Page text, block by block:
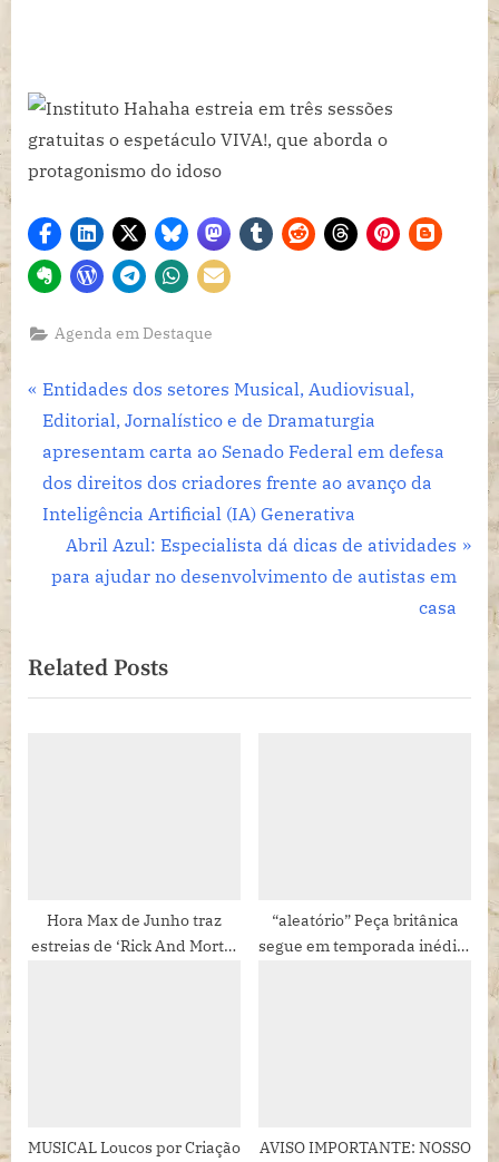
Agenda em Destaque
Navegação
de
Post
P
r
e
v
i
u
o
s
Entidades dos setores Musical, Audiovisual,
Editorial, Jornalístico e de Dramaturgia
apresentam carta ao Senado Federal em defesa
dos direitos dos criadores frente ao avanço da
Inteligência Artificial (IA) Generativa
N
e
P
o
Abril Azul: Especialista dá dicas de atividades
para ajudar no desenvolvimento de autistas em
casa
Related Posts
Hora Max de Junho traz
estreias de ‘Rick And Morty’
“aleatório” Peça britânica
segue em temporada inédita
MUSICAL Loucos por Criação
AVISO IMPORTANTE: NOSSO